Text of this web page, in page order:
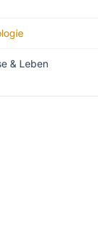
& Leben